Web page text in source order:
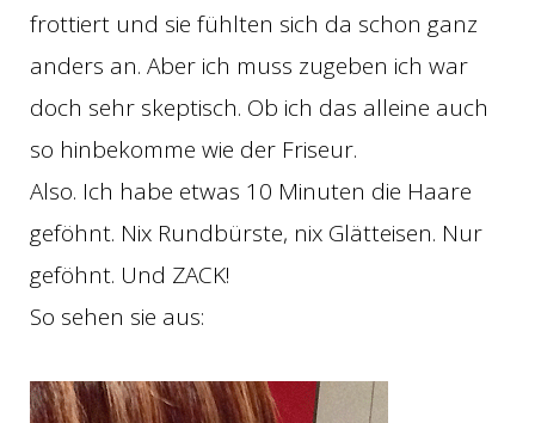
frottiert und sie fühlten sich da schon ganz
anders an. Aber ich muss zugeben ich war
doch sehr skeptisch. Ob ich das alleine auch
so hinbekomme wie der Friseur.
Also. Ich habe etwas 10 Minuten die Haare
geföhnt. Nix Rundbürste, nix Glätteisen. Nur
geföhnt. Und ZACK!
So sehen sie aus: